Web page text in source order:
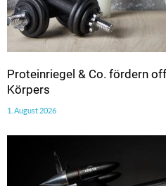
Proteinriegel & Co. fördern
Körpers
1. August 2026